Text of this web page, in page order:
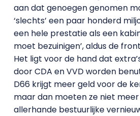
aan dat genoegen genomen
‘slechts’ een paar honderd
een hele prestatie als een
moet bezuinigen’, aldus de
Het ligt voor de hand dat
door CDA en VVD worden
D66 krijgt meer geld voor de
maar dan moeten ze niet
allerhande bestuurlijke